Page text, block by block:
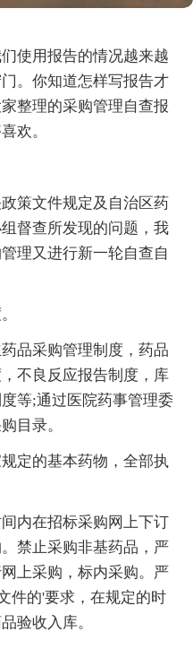
使用报告的情况越来越
。你知道怎样写报告才
整理的采购管理自查报
欢。
策文件规定及自治区药
督查所发现的问题，我
理又进行新一轮自查自
品采购管理制度，药品
不良反应报告制度，库
等;通过医院药事管理委
目录。
定的基本药物，全部执
内在招标采购网上下订
禁止采购非基药品，严
上采购，标内采购。严
件的'要求，在规定的时
验收入库。